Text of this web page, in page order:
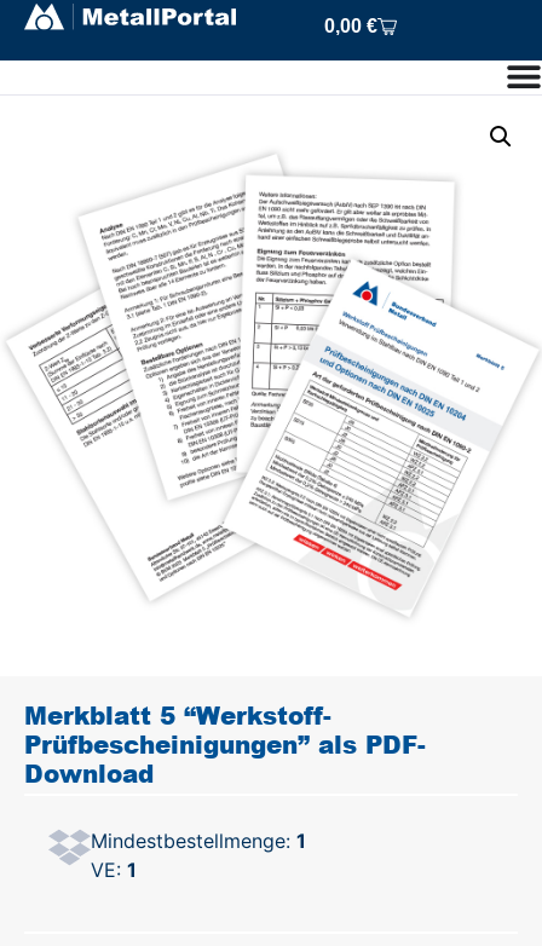
0,00 €
Merkblatt 5 “Werkstoff-
Prüfbescheinigungen” als PDF-
Download
Mindestbestellmenge: 1
VE: 1